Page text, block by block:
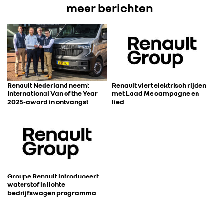
meer berichten
Renault Nederland neemt
International Van of the Year
2025-award in ontvangst
Renault viert elektrisch rijden
met Laad Me campagne en
lied
Groupe Renault introduceert
waterstof in lichte
bedrijfswagen programma